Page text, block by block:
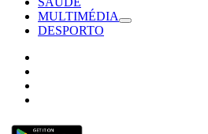
MULTIMÉDIA
DESPORTO